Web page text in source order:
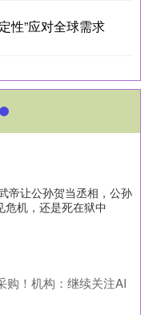
性”应对全球需求
帝让公孙贺当丞相，公孙
危机，还是死在狱中
购！机构：继续关注AI